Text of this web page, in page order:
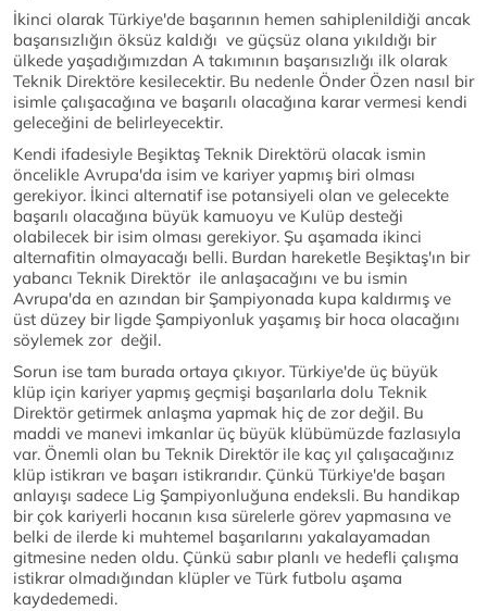
İkinci olarak Türkiye'de başarının hemen sahiplenildiği ancak
başarısızlığın öksüz kaldığı ve güçsüz olana yıkıldığı bir
ülkede yaşadığımızdan A takımının başarısızlığı ilk olarak
Teknik Direktöre kesilecektir. Bu nedenle Önder Özen nasıl bir
isimle çalışacağına ve başarılı olacağına karar vermesi kendi
geleceğini de belirleyecektir.
Kendi ifadesiyle Beşiktaş Teknik Direktörü olacak ismin
öncelikle Avrupa'da isim ve kariyer yapmış biri olması
gerekiyor. İkinci alternatif ise potansiyeli olan ve gelecekte
başarılı olacağına büyük kamuoyu ve Kulüp desteği
olabilecek bir isim olması gerekiyor. Şu aşamada ikinci
alternafitin olmayacağı belli. Burdan hareketle Beşiktaş'ın bir
yabancı Teknik Direktör ile anlaşacağını ve bu ismin
Avrupa'da en azından bir Şampiyonada kupa kaldırmış ve
üst düzey bir ligde Şampiyonluk yaşamış bir hoca olacağını
söylemek zor değil.
Sorun ise tam burada ortaya çıkıyor. Türkiye'de üç büyük
klüp için kariyer yapmış geçmişi başarılarla dolu Teknik
Direktör getirmek anlaşma yapmak hiç de zor değil. Bu
maddi ve manevi imkanlar üç büyük klübümüzde fazlasıyla
var. Önemli olan bu Teknik Direktör ile kaç yıl çalışacağınız
klüp istikrarı ve başarı istikrarıdır. Çünkü Türkiye'de başarı
anlayışı sadece Lig Şampiyonluğuna endeksli. Bu handikap
bir çok kariyerli hocanın kısa sürelerle görev yapmasına ve
belki de ilerde ki muhtemel başarılarını yakalayamadan
gitmesine neden oldu. Çünkü sabır planlı ve hedefli çalışma
istikrar olmadığından klüpler ve Türk futbolu aşama
kaydedemedi.